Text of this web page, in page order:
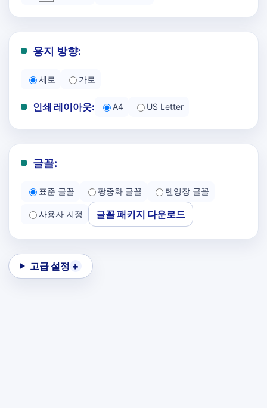
용지 방향:
세로 가로
인쇄 레이아웃: A4 US Letter
글꼴:
표준 글꼴 팡중화 글꼴 톈잉장 글꼴
사용자 지정 글꼴 패키지 다운로드
고급 설정